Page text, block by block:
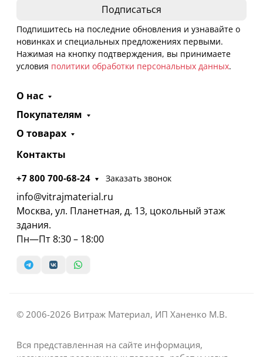
Подпишитесь на последние обновления и узнавайте о
новинках и специальных предложениях первыми.
Нажимая на кнопку подтверждения, вы принимаете
условия политики обработки персональных данных.
О нас
Покупателям
О товарах
Контакты
+7 800 700-68-24 Заказать звонок
info@vitrajmaterial.ru
Москва, ул. Планетная, д. 13, цокольный этаж
здания.
Пн—Пт 8:30 – 18:00
© 2006-2026 Витраж Материал, ИП Ханенко М.В.
Вся представленная на сайте информация,